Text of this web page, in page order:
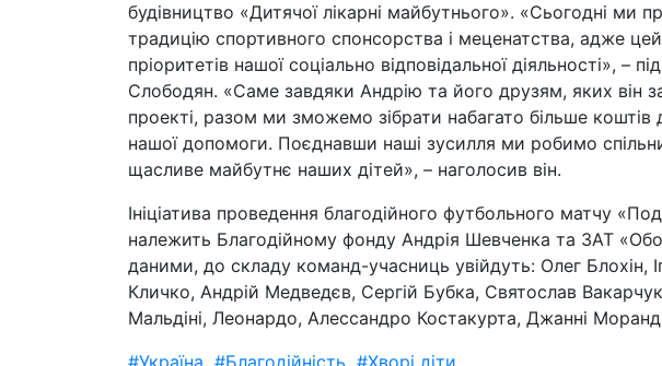
будівництво «Дитячої лікарні майбутнього». «Сьогодні ми
традицію спортивного спонсорства і меценатства, адже
пріоритетів нашої соціально відповідальної діяльності», –
Слободян. «Саме завдяки Андрію та його друзям, яких він
проекті, разом ми зможемо зібрати набагато більше коштів
нашої допомоги. Поєднавши наші зусилля ми робимо
щасливе майбутнє наших дітей», – наголосив він.
Ініціатива проведення благодійного футбольного матчу
належить Благодійному фонду Андрія Шевченка та ЗАТ
даними, до складу команд-учасниць увійдуть: Олег Блохін,
Кличко, Андрій Медведєв, Сергій Бубка, Святослав
Мальдіні, Леонардо, Алессандро Костакурта, Джанні
#Україна #Благодійність #Хворі діти